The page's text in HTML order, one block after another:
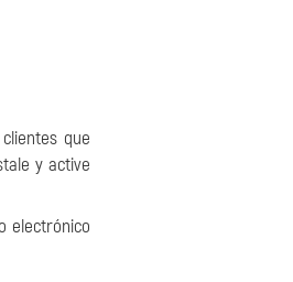
que
y active
electrónico